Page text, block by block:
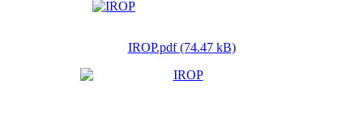
IROP.pdf (74.47 kB)